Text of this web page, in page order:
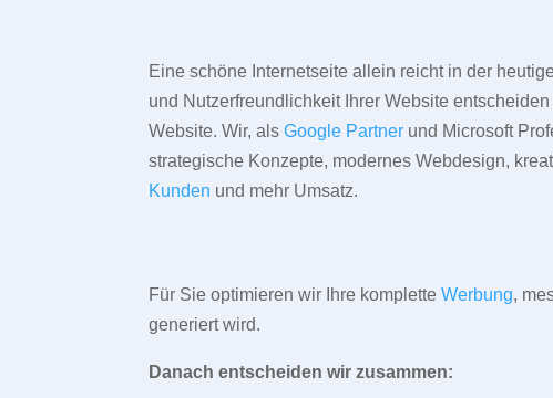
Eine schöne Internetseite allein reicht in der
und Nutzerfreundlichkeit Ihrer Website
Website. Wir, alsGoogle Partner und Microsoft
strategische Konzepte, modernes Webdesign,
Kunden und mehr Umsatz.
Für Sie optimieren wir Ihre kompletteWerbung,
generiert wird.
Danach entscheiden wir zusammen: